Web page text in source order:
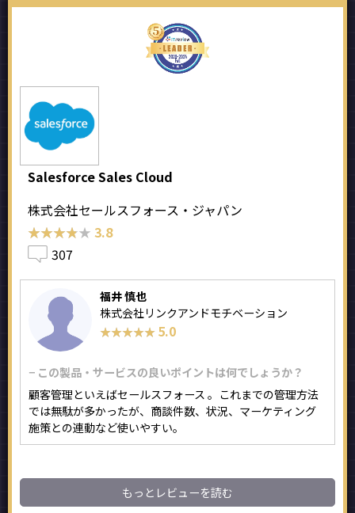
Salesforce Sales Cloud
株式会社セールスフォース・ジャパン
★★★★★
★★★★★ 3.8
307
福井 慎也
株式会社リンクアンドモチベーション
★★★★★
★★★★★ 5.0
− この製品・サービスの良いポイントは何でしょうか？
顧客管理といえばセールスフォース 。これまでの管理方法
では無駄が多かったが、商談件数、状況、マーケティング
施策との連動など使いやすい。
もっとレビューを読む